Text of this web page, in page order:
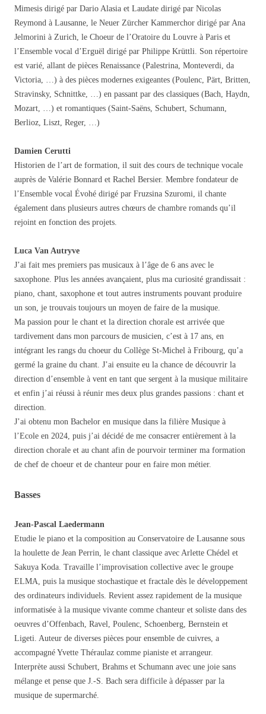
Mimesis dirigé par Dario Alasia et Laudate dirigé par Nicolas
Reymond à Lausanne, le Neuer Zürcher Kammerchor dirigé par Ana
Jelmorini à Zurich, le Choeur de l’Oratoire du Louvre à Paris et
l’Ensemble vocal d’Erguël dirigé par Philippe Krüttli. Son répertoire
est varié, allant de pièces Renaissance (Palestrina, Monteverdi, da
Victoria, …) à des pièces modernes exigeantes (Poulenc, Pärt, Britten,
Stravinsky, Schnittke, …) en passant par des classiques (Bach, Haydn,
Mozart, …) et romantiques (Saint-Saëns, Schubert, Schumann,
Berlioz, Liszt, Reger, …)
Damien Cerutti
Historien de l’art de formation, il suit des cours de technique vocale
auprès de Valérie Bonnard et Rachel Bersier. Membre fondateur de
l’Ensemble vocal Évohé dirigé par Fruzsina Szuromi, il chante
également dans plusieurs autres chœurs de chambre romands qu’il
rejoint en fonction des projets.
Luca Van Autryve
J’ai fait mes premiers pas musicaux à l’âge de 6 ans avec le
saxophone. Plus les années avançaient, plus ma curiosité grandissait :
piano, chant, saxophone et tout autres instruments pouvant produire
un son, je trouvais toujours un moyen de faire de la musique.
Ma passion pour le chant et la direction chorale est arrivée que
tardivement dans mon parcours de musicien, c’est à 17 ans, en
intégrant les rangs du choeur du Collège St-Michel à Fribourg, qu’a
germé la graine du chant. J’ai ensuite eu la chance de découvrir la
direction d’ensemble à vent en tant que sergent à la musique militaire
et enfin j’ai réussi à réunir mes deux plus grandes passions : chant et
direction.
J’ai obtenu mon Bachelor en musique dans la filière Musique à
l’Ecole en 2024, puis j’ai décidé de me consacrer entièrement à la
direction chorale et au chant afin de pourvoir terminer ma formation
de chef de choeur et de chanteur pour en faire mon métier.
Basses
Jean-Pascal Laedermann
Etudie le piano et la composition au Conservatoire de Lausanne sous
la houlette de Jean Perrin, le chant classique avec Arlette Chédel et
Sakuya Koda. Travaille l’improvisation collective avec le groupe
ELMA, puis la musique stochastique et fractale dès le développement
des ordinateurs individuels. Revient assez rapidement de la musique
informatisée à la musique vivante comme chanteur et soliste dans des
oeuvres d’Offenbach, Ravel, Poulenc, Schoenberg, Bernstein et
Ligeti. Auteur de diverses pièces pour ensemble de cuivres, a
accompagné Yvette Théraulaz comme pianiste et arrangeur.
Interprète aussi Schubert, Brahms et Schumann avec une joie sans
mélange et pense que J.-S. Bach sera difficile à dépasser par la
musique de supermarché.